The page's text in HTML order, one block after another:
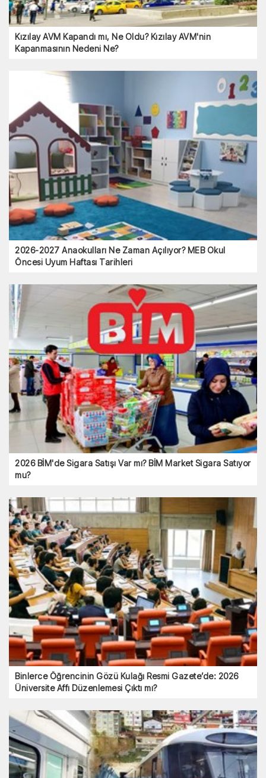
Kızılay AVM Kapandı mı, Ne Oldu? Kızılay AVM'nin
Kapanmasının Nedeni Ne?
2026-2027 Anaokulları Ne Zaman Açılıyor? MEB Okul
Öncesi Uyum Haftası Tarihleri
2026 BİM'de Sigara Satışı Var mı? BİM Market Sigara Satıyor
mu?
Binlerce Öğrencinin Gözü Kulağı Resmi Gazete’de: 2026
Üniversite Affı Düzenlemesi Çıktı mı?